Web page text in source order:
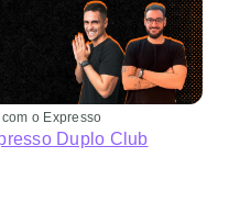
o Expresso
Duplo Club